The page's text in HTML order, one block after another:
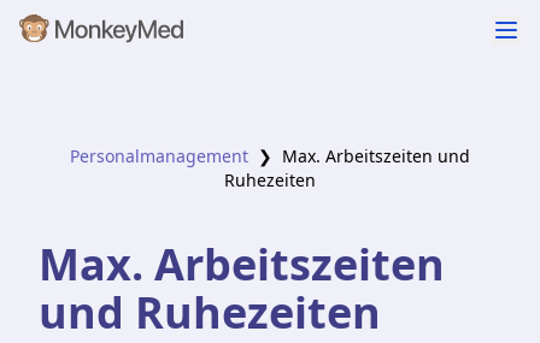
Personalmanagement ❯ Max. Arbeitszeiten und
Ruhezeiten
Max. Arbeitszeiten
und Ruhezeiten